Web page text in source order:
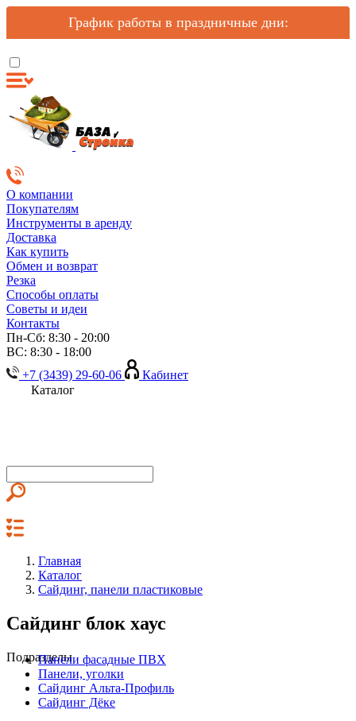
График работы в праздничные дни:
О компании
Покупателям
Инструменты в аренду
Доставка
Как купить
Обмен и возврат
Резка
Способы оплаты
Советы и идеи
Контакты
Пн-Сб: 8:30 - 20:00
ВС: 8:30 - 18:00
+7 (3439) 29-60-06
Кабинет
Каталог
Главная
Каталог
Сайдинг, панели пластиковые
Сайдинг блок хаус
ПодразделыПанели фасадные ПВХ
Панели, уголки
Сайдинг Альта-Профиль
Сайдинг Дёке